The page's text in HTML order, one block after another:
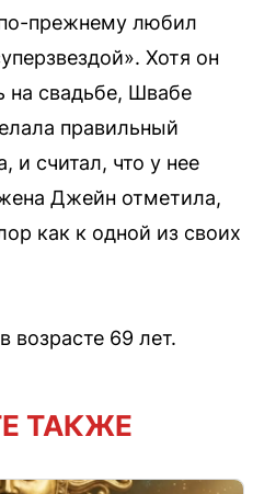
прежнему любил
Хотя он
на свадьбе, Швабе
правильный
и считал, что у нее
Джейн отметила,
как к одной из своих
возрасте 69 лет.
ТАКЖЕ